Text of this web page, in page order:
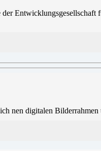
nen digitalen